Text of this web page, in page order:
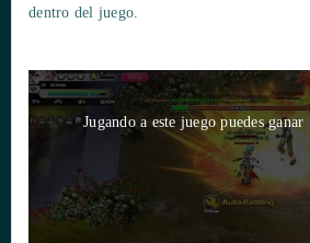
dentro del juego.
Jugando a este juego puedes ganar